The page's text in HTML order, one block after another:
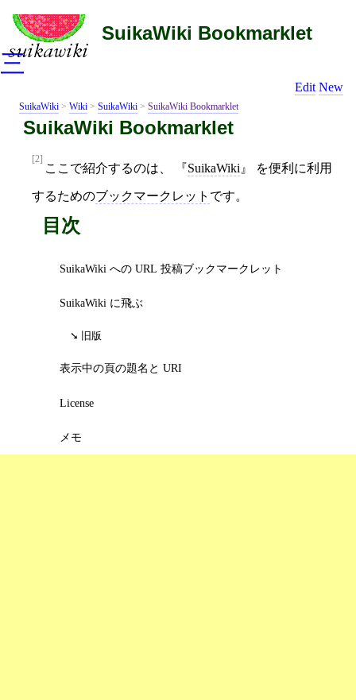
SuikaWiki Bookmarklet
Edit New
SuikaWiki > Wiki > SuikaWiki > SuikaWiki Bookmarklet
SuikaWiki Bookmarklet
[2]
ここで紹介するのは、 SuikaWiki を便利に利用
するためのブックマークレット です。
目次
SuikaWiki への URL 投稿ブックマークレット
SuikaWiki に飛ぶ
旧版
表示中の頁の題名と URI
License
メモ
三